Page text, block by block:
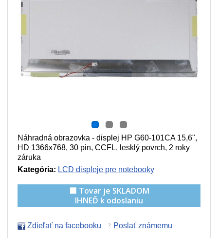
Náhradná obrazovka - displej HP G60-101CA 15,6",
HD 1366x768, 30 pin, CCFL, lesklý povrch, 2 roky
záruka
Kategória: LCD displeje pre notebooky
🟩 Tovar je SKLADOM
IHNEĎ k odoslaniu
Zdieľať na facebooku Poslať známemu